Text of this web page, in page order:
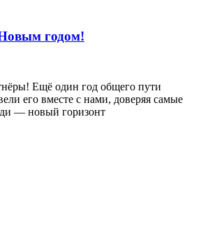
годом!
Ещё один год общего пути
его вместе с нами, доверяя самые
— новый горизонт